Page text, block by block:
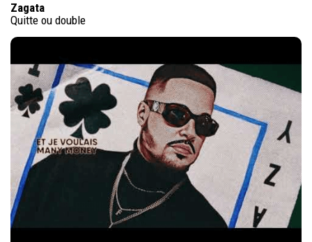
Zagata
Quitte ou double